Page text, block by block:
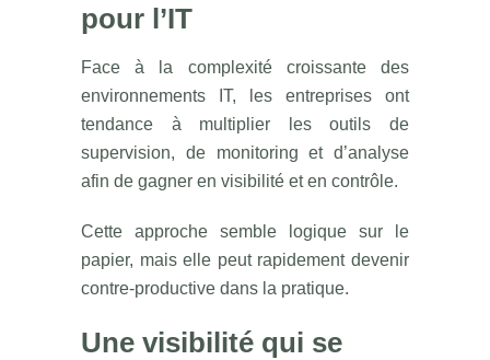
pour l’IT
Face à la complexité croissante des
environnements IT, les entreprises ont
tendance à multiplier les outils de
supervision, de monitoring et d’analyse
afin de gagner en visibilité et en contrôle.
Cette approche semble logique sur le
papier, mais elle peut rapidement devenir
contre-productive dans la pratique.
Une visibilité qui se